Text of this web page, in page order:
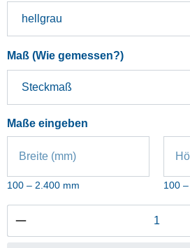
Maß (Wie gemessen?)auswählen
Maße eingeben
Breite (mm)
100 – 2.400 mm 100
Produkt Anzahl: Gib den